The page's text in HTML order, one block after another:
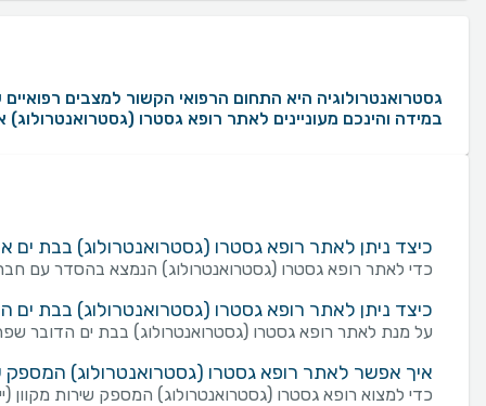
במידה והינכם מעוניינים לאתר רופא גסטרו
כיצד ניתן לאתר רופא גסטרו (גסטרואנטרולוג) בבת
כדי לאתר רופא גסטרו (גסטרואנטרולוג) הנמצא בהסדר עם
כיצד ניתן לאתר רופא גסטרו (גסטרואנטרולוג) בבת
על מנת לאתר רופא גסטרו (גסטרואנטרולוג) בבת ים הדובר
איך אפשר לאתר רופא גסטרו (גסטרואנטרולוג) המספק
כדי למצוא רופא גסטרו (גסטרואנטרולוג) המספק שירות מקוון